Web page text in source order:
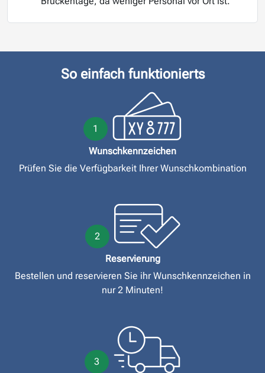
So einfach funktionierts
1
Wunschkennzeichen
Prüfen Sie die Verfügbarkeit Ihrer Wunschkombination
2
Reservierung
Bestellen und reservieren Sie ihr Wunschkennzeichen in
nur 2 Minuten!
3